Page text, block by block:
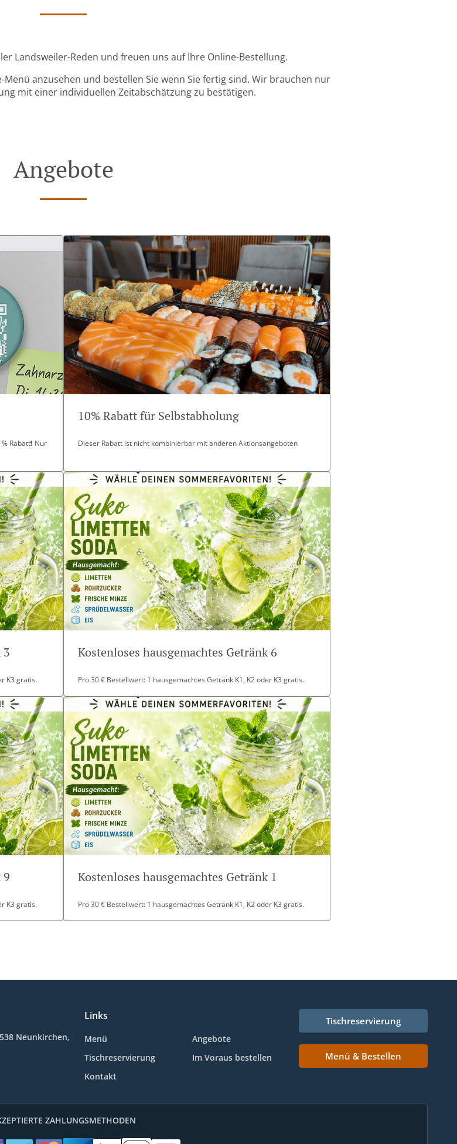
Landsweiler-Reden und freuen uns auf Ihre Online-Bestellung.
anzusehen und bestellen Sie wenn Sie fertig sind. Wir brauchen nur
mit einer individuellen Zeitabschätzung zu bestätigen.
Angebote
Rabatt❗ Nur
10% Rabatt für Selbstabholung
Dieser Rabatt ist nicht kombinierbar mit anderen Aktionsangeboten
3
K3 gratis.
Kostenloses hausgemachtes Getränk 6
Pro 30 € Bestellwert: 1 hausgemachtes Getränk K1, K2 oder K3 gratis.
9
K3 gratis.
Kostenloses hausgemachtes Getränk 1
Pro 30 € Bestellwert: 1 hausgemachtes Getränk K1, K2 oder K3 gratis.
Neunkirchen,
Links
Menü
Angebote
Tischreservierung
Im Voraus bestellen
Kontakt
Tischreservierung
Menü & Bestellen
ZAHLUNGSMETHODEN